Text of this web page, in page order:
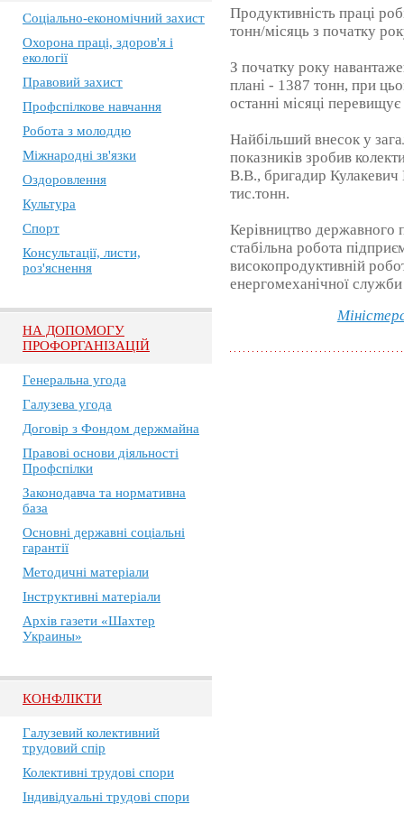
Соціально-економічний захист
Охорона праці, здоров'я і
екології
Правовий захист
Профспілкове навчання
Робота з молоддю
Міжнародні зв'язки
Оздоровлення
Культура
Спорт
Консультації, листи,
роз'яснення
НА ДОПОМОГУ
ПРОФОРГАНІЗАЦІЙ
Генеральна угода
Галузева угода
Договір з Фондом держмайна
Правові основи діяльності
Профспілки
Законодавча та нормативна
база
Основні державні соціальні
гарантії
Методичні матеріали
Інструктивні матеріали
Архів газети «Шахтер
Украины»
КОНФЛІКТИ
Галузевий колективний
трудовий спір
Колективні трудові спори
Індивідуальні трудові спори
Продуктивність праці
тонн/місяць з початку
З початку року
плані - 1387 тонн, при
останні місяці
Найбільший внесок у
показників зробив
В.В., бригадир Кулакевич
тис.тонн.
Керівництво державного
стабільна робота
високопродуктивній
енергомеханічної